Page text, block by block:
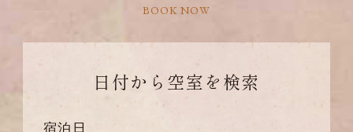
BOOK NOW
日付から 空室を検索
宿泊日